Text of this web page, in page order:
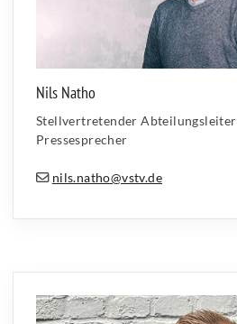
Nils Natho
Stellvertretender Abteilungsleiter
Pressesprecher
nils.natho@vstv.de